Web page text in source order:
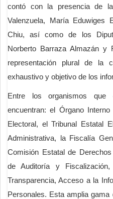
contó con la presencia de
Valenzuela, María Eduwiges
Chiu, así como de los
Norberto Barraza Almazán y
representación plural de la
exhaustivo y objetivo de los
Entre los organismos que
encuentran: el Órgano
Electoral, el Tribunal Estatal
Administrativa, la Fiscalía
Comisión Estatal de
de Auditoría y
Transparencia, Acceso a la
Personales. Esta amplia